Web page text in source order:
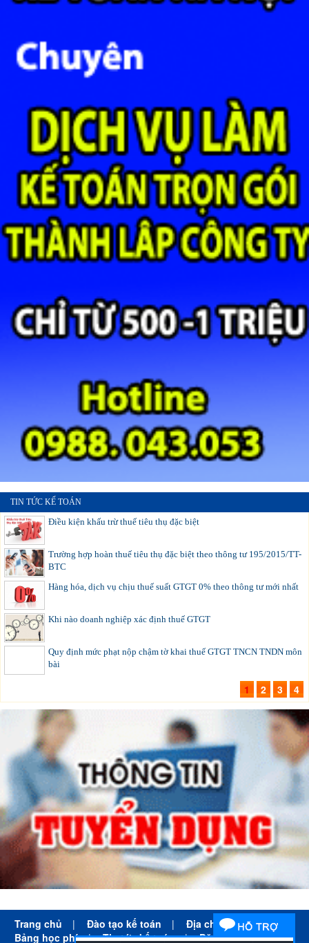
TIN TỨC KẾ TOÁN
Điều kiện khấu trừ thuế tiêu thụ đặc biệt
Trường hợp hoàn thuế tiêu thụ đặc biệt theo thông tư 195/2015/TT-
BTC
Hàng hóa, dịch vụ chịu thuế suất GTGT 0% theo thông tư mới nhất
Khi nào doanh nghiệp xác định thuế GTGT
Quy định mức phạt nộp chậm tờ khai thuế GTGT TNCN TNDN môn
bài
1 2 3 4
Trang chủ | Đào tạo kế toán | Địa chỉ học kế toán
Bảng học phí
| Tin tức kế toán | Đăng ký học